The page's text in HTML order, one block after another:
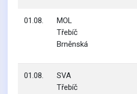
01.08.
MOL
Třebíč
Brněnská
01.08.
SVA
Třebíč